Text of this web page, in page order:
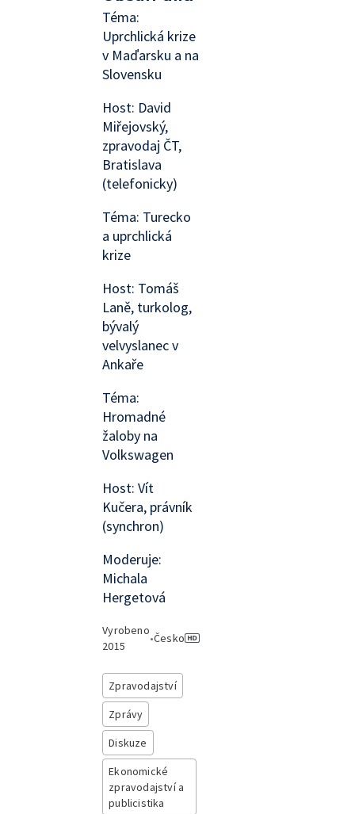
Téma:
Uprchlická krize
v Maďarsku a na
Slovensku
Host: David
Miřejovský,
zpravodaj ČT,
Bratislava
(telefonicky)
Téma: Turecko
a uprchlická
krize
Host: Tomáš
Laně, turkolog,
bývalý
velvyslanec v
Ankaře
Téma:
Hromadné
žaloby na
Volkswagen
Host: Vít
Kučera, právník
(synchron)
Moderuje:
Michala
Hergetová
Vyrobeno
2015
•Česko
Zpravodajství
Zprávy
Diskuze
Ekonomické
zpravodajství a
publicistika